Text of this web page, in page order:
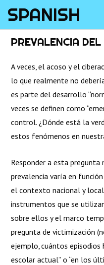
Home/Courses/ Spanish
SPANISH
PREVALENCIA
A veces, el acoso y el
lo que realmente no
es parte del desarrollo
veces se definen como
control. ¿Dónde está la
estos fenómenos en
Responder a esta pregunta
prevalencia varía en
el contexto nacional y
instrumentos que se
sobre ellos y el marco
pregunta de victimización
ejemplo, cuántos episodios
escolar actual” o “en los
POST
←Previous
Course